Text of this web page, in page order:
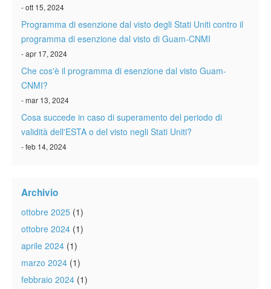
- ott 15, 2024
Programma di esenzione dal visto degli Stati Uniti contro il
programma di esenzione dal visto di Guam-CNMI
- apr 17, 2024
Che cos'è il programma di esenzione dal visto Guam-
CNMI?
- mar 13, 2024
Cosa succede in caso di superamento del periodo di
validità dell'ESTA o del visto negli Stati Uniti?
- feb 14, 2024
Archivio
ottobre 2025 (1)
ottobre 2024 (1)
aprile 2024 (1)
marzo 2024 (1)
febbraio 2024 (1)